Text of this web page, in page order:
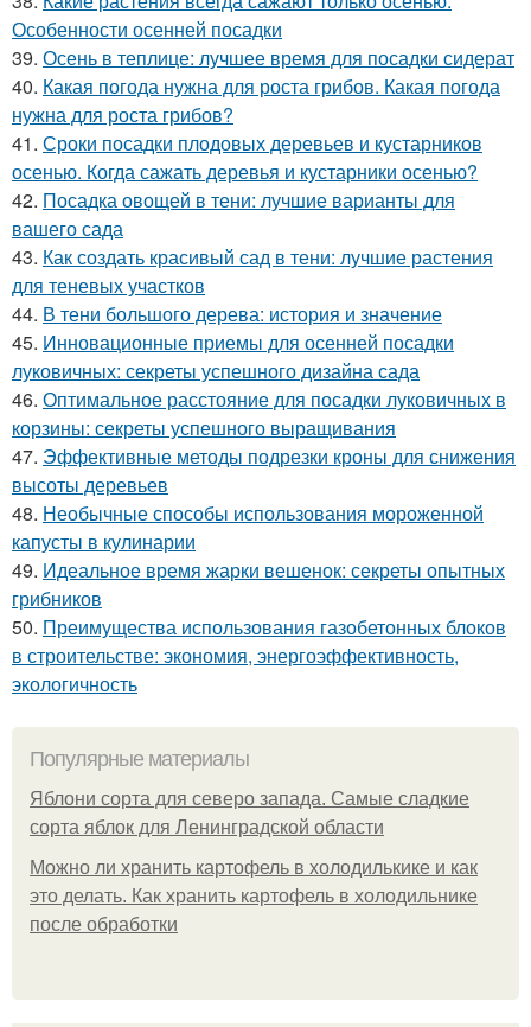
Особенности осенней посадки
39. Осень в теплице: лучшее время для посадки сидерат
40. Какая погода нужна для роста грибов. Какая погода
нужна для роста грибов?
41. Сроки посадки плодовых деревьев и кустарников
осенью. Когда сажать деревья и кустарники осенью?
42. Посадка овощей в тени: лучшие варианты для
вашего сада
43. Как создать красивый сад в тени: лучшие растения
для теневых участков
44. В тени большого дерева: история и значение
45. Инновационные приемы для осенней посадки
луковичных: секреты успешного дизайна сада
46. Оптимальное расстояние для посадки луковичных в
корзины: секреты успешного выращивания
47. Эффективные методы подрезки кроны для снижения
высоты деревьев
48. Необычные способы использования мороженной
капусты в кулинарии
49. Идеальное время жарки вешенок: секреты опытных
грибников
50. Преимущества использования газобетонных блоков
в строительстве: экономия, энергоэффективность,
экологичность
Популярные материалы
Яблони сорта для северо запада. Самые сладкие
сорта яблок для Ленинградской области
Можно ли хранить картофель в холодилькике и как
это делать. Как хранить картофель в холодильнике
после обработки